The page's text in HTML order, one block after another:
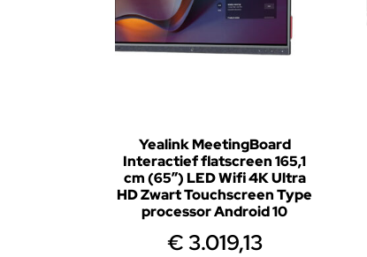
Yealink MeetingBoard
Interactief flatscreen 165,1
cm (65″) LED Wifi 4K Ultra
HD Zwart Touchscreen Type
processor Android 10
€3.019,13